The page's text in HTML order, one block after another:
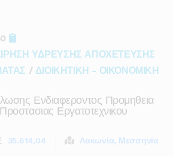
ΥΔΡΕΥΣΗΣ ΑΠΟΧΕΤΕΥΣΗΣ
/ ΔΙΟΙΚΗΤΙΚΗ - ΟΙΚΟΝΟΜΙΚΗ
Ενδιαφεροντος Προμηθεια
Εργατοτεχνικου
35.614,04 Λακωνία, Μεσσηνία